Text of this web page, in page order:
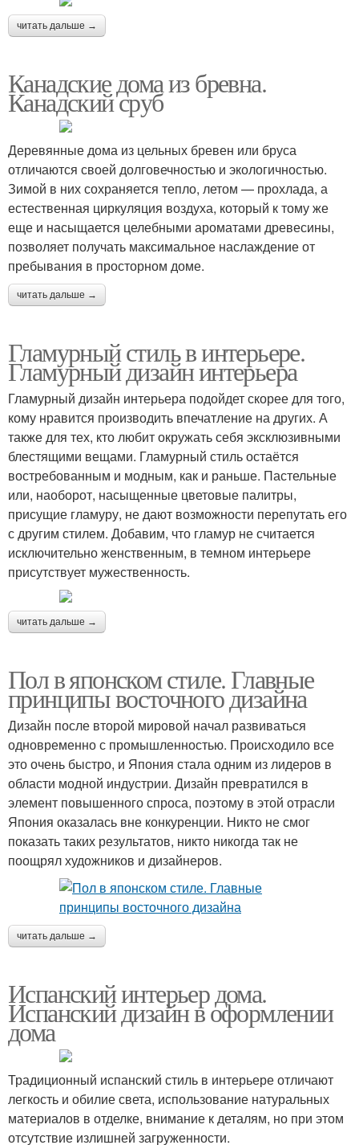
читать дальше →
Канадские дома из бревна.
Канадский сруб
Деревянные дома из цельных бревен или бруса
отличаются своей долговечностью и экологичностью.
Зимой в них сохраняется тепло, летом — прохлада, а
естественная циркуляция воздуха, который к тому же
еще и насыщается целебными ароматами древесины,
позволяет получать максимальное наслаждение от
пребывания в просторном доме.
читать дальше →
Гламурный стиль в интерьере.
Гламурный дизайн интерьера
Гламурный дизайн интерьера подойдет скорее для того,
кому нравится производить впечатление на других. А
также для тех, кто любит окружать себя эксклюзивными
блестящими вещами. Гламурный стиль остаётся
востребованным и модным, как и раньше. Пастельные
или, наоборот, насыщенные цветовые палитры,
присущие гламуру, не дают возможности перепутать его
с другим стилем. Добавим, что гламур не считается
исключительно женственным, в темном интерьере
присутствует мужественность.
читать дальше →
Пол в японском стиле. Главные
принципы восточного дизайна
Дизайн после второй мировой начал развиваться
одновременно с промышленностью. Происходило все
это очень быстро, и Япония стала одним из лидеров в
области модной индустрии. Дизайн превратился в
элемент повышенного спроса, поэтому в этой отрасли
Япония оказалась вне конкуренции. Никто не смог
показать таких результатов, никто никогда так не
поощрял художников и дизайнеров.
читать дальше →
Испанский интерьер дома.
Испанский дизайн в оформлении
дома
Традиционный испанский стиль в интерьере отличают
легкость и обилие света, использование натуральных
материалов в отделке, внимание к деталям, но при этом
отсутствие излишней загруженности.